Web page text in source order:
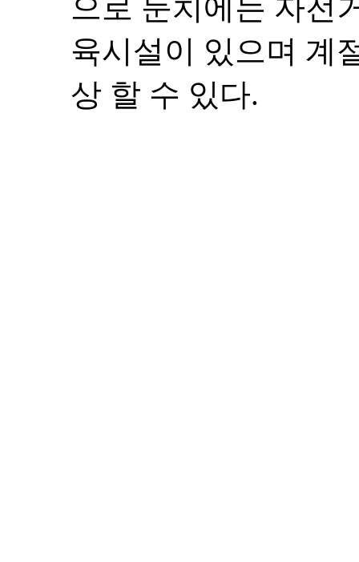
으로 둔치에는 자전
육시설이 있으며 계
상 할 수 있다.